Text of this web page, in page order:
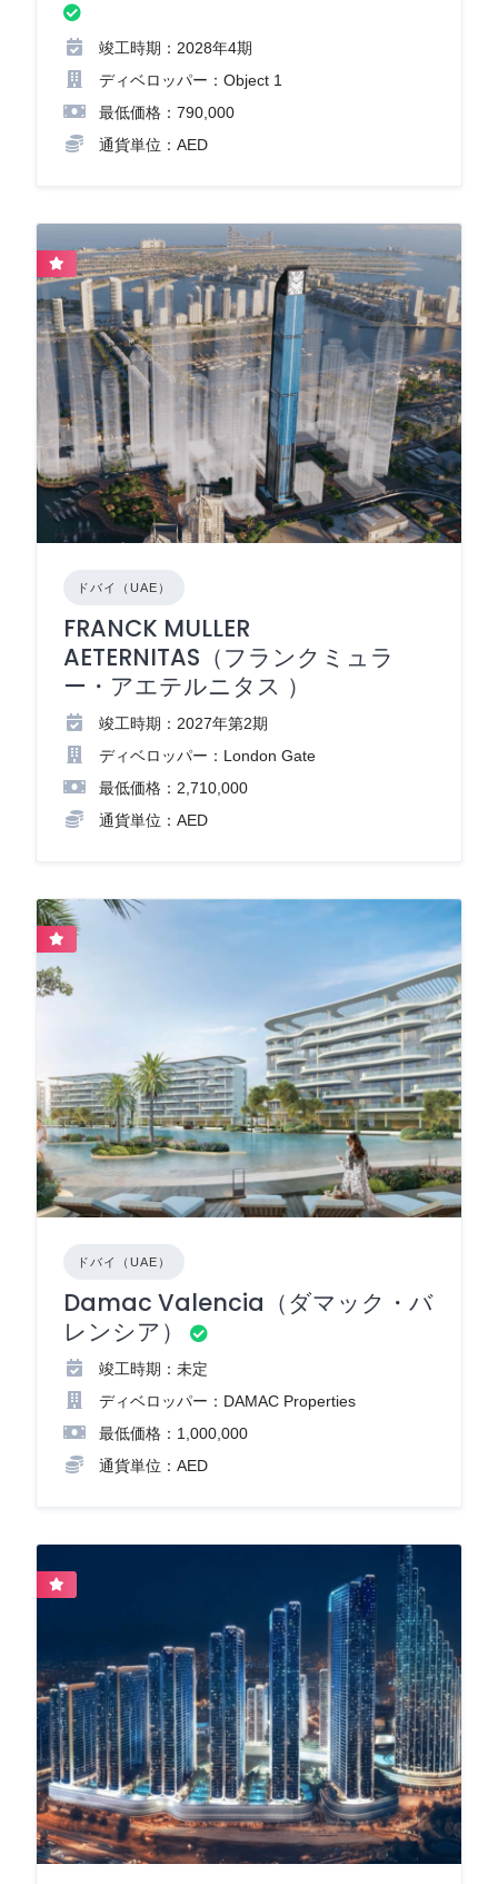
竣工時期：2028年4期
ディベロッパー：Object 1
最低価格：790,000
通貨単位：AED
ドバイ（UAE）
FRANCK MULLER
AETERNITAS（フランクミュラ
ー・アエテルニタス ）
竣工時期：2027年第2期
ディベロッパー：London Gate
最低価格：2,710,000
通貨単位：AED
ドバイ（UAE）
Damac Valencia（ダマック・バ
レンシア）
竣工時期：未定
ディベロッパー：DAMAC Properties
最低価格：1,000,000
通貨単位：AED